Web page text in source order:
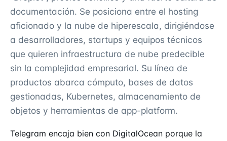
documentación. Se posiciona entre el hosting
aficionado y la nube de hiperescala, dirigiéndose
a desarrolladores, startups y equipos técnicos
que quieren infraestructura de nube predecible
sin la complejidad empresarial. Su línea de
productos abarca cómputo, bases de datos
gestionadas, Kubernetes, almacenamiento de
objetos y herramientas de app-platform.
Telegram encaja bien con DigitalOcean porque la